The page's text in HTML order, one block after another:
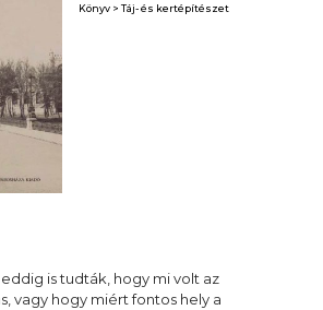
Könyv > Táj- és kertépítészet
is tudták, hogy mi volt az
vagy hogy miért fontos hely a